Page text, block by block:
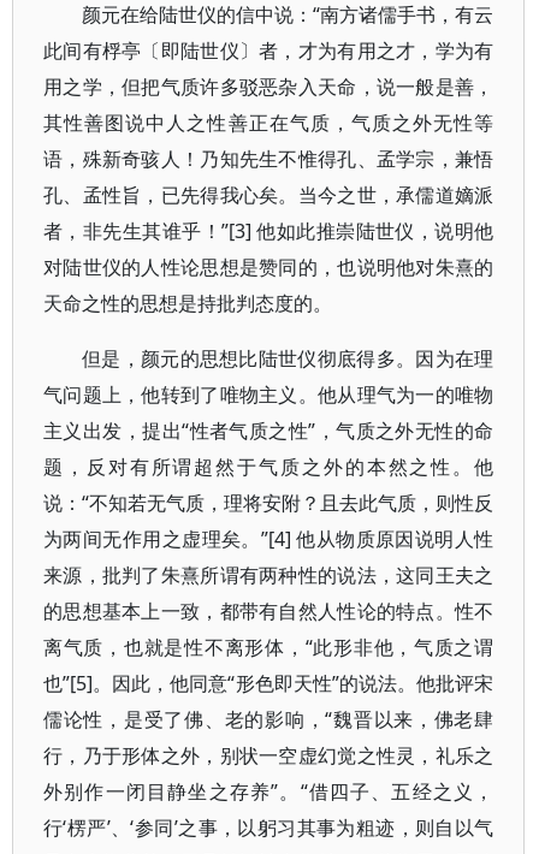
颜元在给陆世仪的信中说：“南方诸儒手书，有云
此间有桴亭〔即陆世仪〕者，才为有用之才，学为有
用之学，但把气质许多驳恶杂入天命，说一般是善，
其性善图说中人之性善正在气质，气质之外无性等
语，殊新奇骇人！乃知先生不惟得孔、孟学宗，兼悟
孔、孟性旨，已先得我心矣。当今之世，承儒道嫡派
者，非先生其谁乎！”[3] 他如此推崇陆世仪，说明他
对陆世仪的人性论思想是赞同的，也说明他对朱熹的
天命之性的思想是持批判态度的。
但是，颜元的思想比陆世仪彻底得多。因为在理
气问题上，他转到了唯物主义。他从理气为一的唯物
主义出发，提出“性者气质之性”，气质之外无性的命
题，反对有所谓超然于气质之外的本然之性。他
说：“不知若无气质，理将安附？且去此气质，则性反
为两间无作用之虚理矣。”[4] 他从物质原因说明人性
来源，批判了朱熹所谓有两种性的说法，这同王夫之
的思想基本上一致，都带有自然人性论的特点。性不
离气质，也就是性不离形体，“此形非他，气质之谓
也”[5]。因此，他同意“形色即天性”的说法。他批评宋
儒论性，是受了佛、老的影响，“魏晋以来，佛老肆
行，乃于形体之外，别状一空虚幻觉之性灵，礼乐之
外别作一闭目静坐之存养”。“借四子、五经之义，
行‘楞严’、‘参同’之事，以躬习其事为粗迹，则自以气